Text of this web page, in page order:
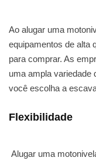
Ao alugar uma
equipamentos de alta
para comprar. As
uma ampla variedade
você escolha a
Flexibilidade
Alugar uma